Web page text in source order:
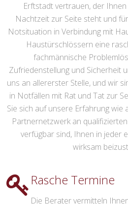
Erftstadt vertrauen, der
Nachtzeit zur Seite steht und
Notsituation in Verbindung mit
Haustürschlössern eine
fachmännische
Zufriedenstellung und Sicherheit
uns an allererster Stelle, und wir
in Notfällen mit Rat und Tat zur
Sie sich auf unsere Erfahrung wie
Partnernetzwerk an
verfügbar sind, Ihnen in jeder
wirksam
Rasche Termine
Die Berater vermitteln